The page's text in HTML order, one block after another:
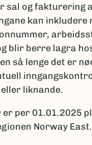
sal og fakturering
kan inkludere
blir berre lagra
så lenge det er
liknande.
per 01.01.2025
Norway East.